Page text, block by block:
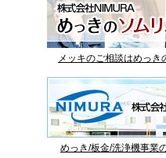
メッキのご相談はめっき
めっき/板金/洗浄機事業